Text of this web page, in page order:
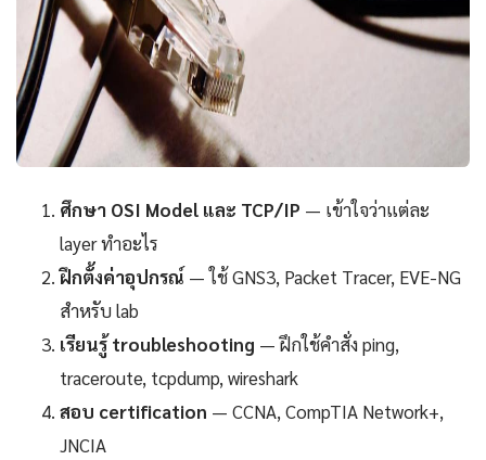
ศึกษา OSI Model และ TCP/IP — เข้าใจว่าแต่ละ
layer ทำอะไร
ฝึกตั้งค่าอุปกรณ์ — ใช้ GNS3, Packet Tracer, EVE-NG
สำหรับ lab
เรียนรู้ troubleshooting — ฝึกใช้คำสั่ง ping,
traceroute, tcpdump, wireshark
สอบ certification — CCNA, CompTIA Network+,
JNCIA